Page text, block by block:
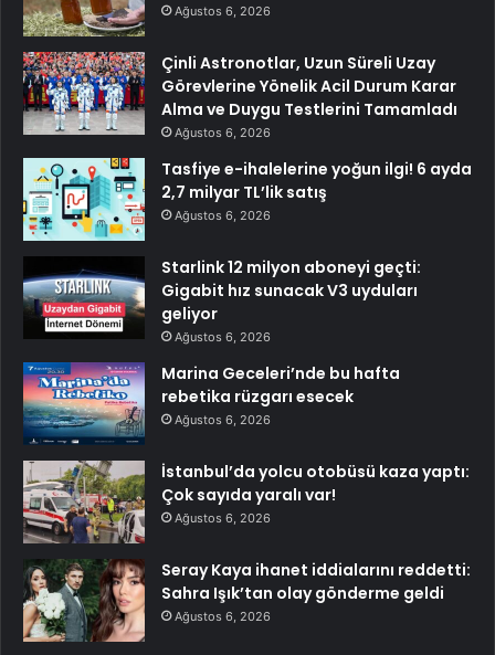
Ağustos 6, 2026
Çinli Astronotlar, Uzun Süreli Uzay
Görevlerine Yönelik Acil Durum Karar
Alma ve Duygu Testlerini Tamamladı
Ağustos 6, 2026
Tasfiye e-ihalelerine yoğun ilgi! 6 ayda
2,7 milyar TL’lik satış
Ağustos 6, 2026
Starlink 12 milyon aboneyi geçti:
Gigabit hız sunacak V3 uyduları
geliyor
Ağustos 6, 2026
Marina Geceleri’nde bu hafta
rebetika rüzgarı esecek
Ağustos 6, 2026
İstanbul’da yolcu otobüsü kaza yaptı:
Çok sayıda yaralı var!
Ağustos 6, 2026
Seray Kaya ihanet iddialarını reddetti:
Sahra Işık’tan olay gönderme geldi
Ağustos 6, 2026